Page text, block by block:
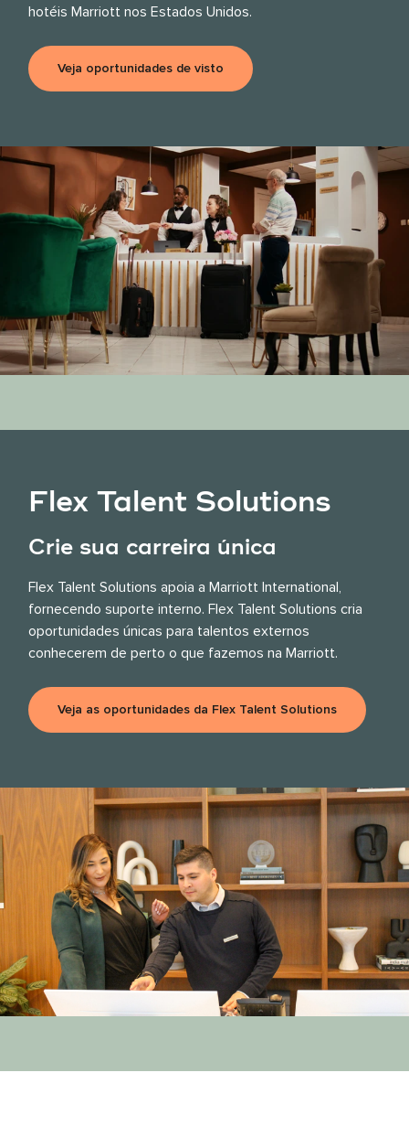
hotéis Marriott nos Estados Unidos.
Veja oportunidades de visto
Flex Talent Solutions
Crie sua carreira única
Flex Talent Solutions apoia a Marriott International,
fornecendo suporte interno. Flex Talent Solutions cria
oportunidades únicas para talentos externos
conhecerem de perto o que fazemos na Marriott.
Veja as oportunidades da Flex Talent Solutions